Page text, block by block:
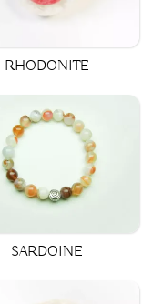
RHODONITE
SARDOINE